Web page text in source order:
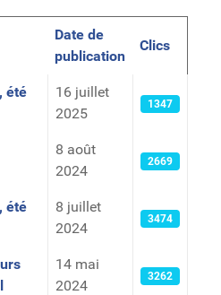
Date de
publication
Clics
été
16 juillet
2025
1347
8 août
2024
2669
été
8 juillet
2024
3474
14 mai
2024
3262